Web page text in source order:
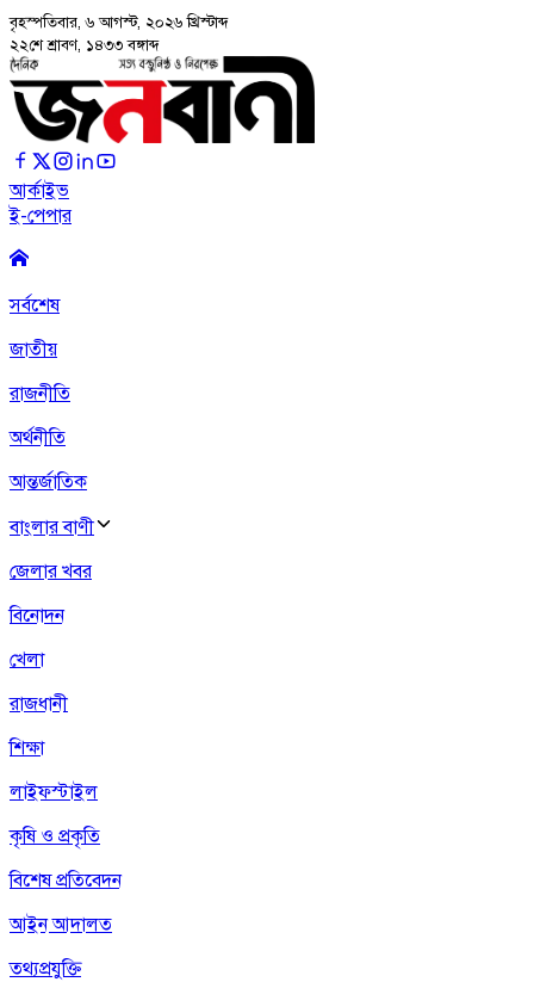
বৃহস্পতিবার, ৬ আগস্ট, ২০২৬ খ্রিস্টাব্দ
২২শে শ্রাবণ, ১৪৩৩ বঙ্গাব্দ
আর্কাইভ
ই-পেপার
সর্বশেষ
জাতীয়
রাজনীতি
অর্থনীতি
আন্তর্জাতিক
বাংলার বাণী
জেলার খবর
বিনোদন
খেলা
রাজধানী
শিক্ষা
লাইফস্টাইল
কৃষি ও প্রকৃতি
বিশেষ প্রতিবেদন
আইন আদালত
তথ্যপ্রযুক্তি